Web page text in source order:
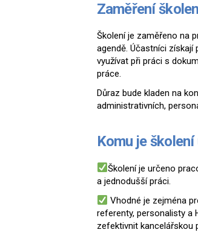
Zaměření
Školení je zaměřeno na
agendě. Účastníci získají
využívat při práci s
práce.
Důraz bude kladen na
administrativních,
Komu je
Školení je určeno
a jednodušší práci.
Vhodné je zejména
referenty, personalisty a
zefektivnit kancelářskou